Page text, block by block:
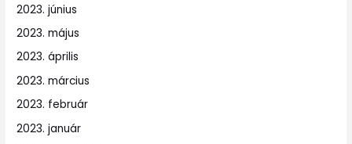
2023. június
2023. május
2023. április
2023. március
2023. február
2023. január